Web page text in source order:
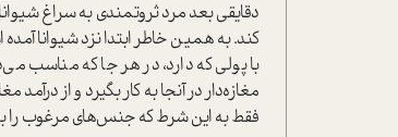
دقایقی بعد مرد ثروتمندی به سراغ
کند. به همین خاطر ابتدا نزد شیوانا
با پولی که دارد، در هر جا که مناسب
مغازه‌دار در آنجا به کار بگیرد و از
فقط به این شرط که جنس‌های مرغوب را